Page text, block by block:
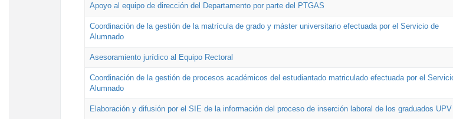
Apoyo al equipo de dirección del Departamento por parte del PTGAS
Coordinación de la gestión de la matrícula de grado y máster universitario efectuada por el Servicio de
Alumnado
Asesoramiento jurídico al Equipo Rectoral
Coordinación de la gestión de procesos académicos del estudiantado matriculado efectuada por el
Alumnado
Elaboración y difusión por el SIE de la información del proceso de inserción laboral de los graduados UPV